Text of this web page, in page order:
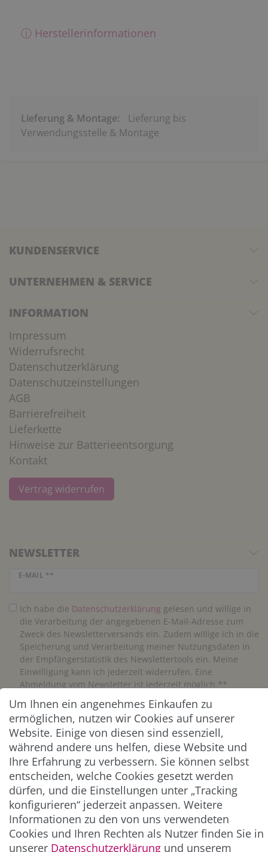
ⓘ Herstellerinformationen
Lieferung & Montage:
Lieferung bis
Verwendungsstelle & Montage
KUNDENSERVICE
UNTERNEHMEN & SERVICE
INFORMATION
Impressum
Widerrufsrecht
Datenschutzerklärung
Datenschutzeinstellungen
AGB
Barrierefreiheit
Lieferkette
Hinweise zur Batterieentsorgung
Kontakt
Vertrag widerrufen
NEWSLETTER
E-MAIL **
Newsletter Honig
Ich habe die Daten­schutz­erklärung gelesen und willige in
die Verarbeitung der angegebenen E-Mail-Adresse zum
Zweck des Newsletterversands ein. Zudem willige ich in die
Speicherung und Verarbeitung meiner Nutzungsdaten in
der Empfängerstatistik des Newslettertools ein. Meine
Einwilligung kann ich jederzeit widerrufen. Eine
Abmeldung vom Newsletter ist jederzeit möglich.**
Abonnieren
** Hierbei handelt es sich um ein Pflichtfeld.
ZAHLUNG & VERSAND
Um Ihnen ein angenehmes Einkaufen zu
ermöglichen, nutzen wir Cookies auf unserer
Website. Einige von diesen sind essenziell,
während andere uns helfen, diese Website und
Ihre Erfahrung zu verbessern. Sie können selbst
entscheiden, welche Cookies gesetzt werden
dürfen, und die Einstellungen unter „Tracking
konfigurieren“ jederzeit anpassen. Weitere
Informationen zu den von uns verwendeten
Cookies und Ihren Rechten als Nutzer finden Sie in
unserer Daten­schutz­erklärung und unserem